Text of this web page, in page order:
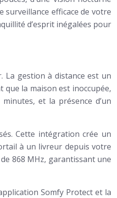
surveillance efficace de votre
d’esprit inégalées pour
La gestion à distance est un
la maison est inoccupée,
et la présence d’un
Cette intégration crée un
à un livreur depuis votre
868 MHz, garantissant une
Somfy Protect et la